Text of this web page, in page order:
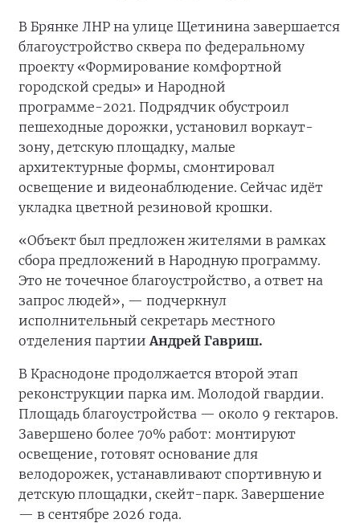
В Брянке ЛНР на улице Щетинина завершается
благоустройство сквера по федеральному
проекту «Формирование комфортной
городской среды» и Народной
программе-2021. Подрядчик обустроил
пешеходные дорожки, установил воркаут-
зону, детскую площадку, малые
архитектурные формы, смонтировал
освещение и видеонаблюдение. Сейчас идёт
укладка цветной резиновой крошки.
«Объект был предложен жителями в рамках
сбора предложений в Народную программу.
Это не точечное благоустройство, а ответ на
запрос людей», — подчеркнул
исполнительный секретарь местного
отделения партииАндрей Гавриш.
В Краснодоне продолжается второй этап
реконструкции парка им. Молодой гвардии.
Площадь благоустройства — около 9 гектаров.
Завершено более 70% работ: монтируют
освещение, готовят основание для
велодорожек, устанавливают спортивную и
детскую площадки, скейт-парк. Завершение
— в сентябре 2026 года.